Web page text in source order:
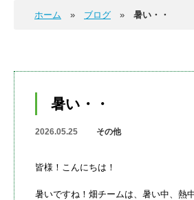
ホーム ブログ 暑い・・
暑い・・
2026.05.25 その他
皆様！こんにちは！
暑いですね！畑チームは、暑い中、熱